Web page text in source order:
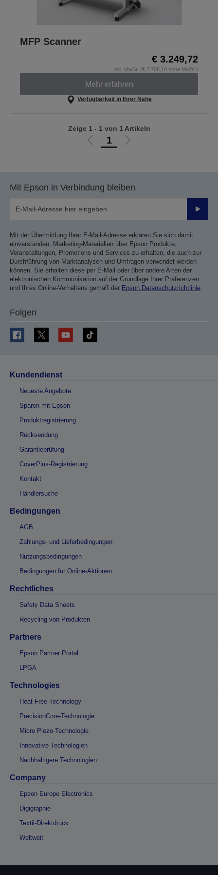
MFP Scanner
€ 3.249,72
inkl. MwSt. (€ 2.708,10 ohne MwSt.)
Mehr erfahren
Verfügbarkeit in Ihrer Nähe
Zur
1
Zur
Zeige 1 - 1 von 1 Artikeln
Mit Epson in Verbindung bleiben
Mit der Übermittlung Ihrer E-Mail-Adresse erklären Sie sich damit
einverstanden, Marketing-Materialien über Epson Produkte,
Veranstaltungen, Promotions und Services zu erhalten, die auch zur
Durchführung von Marktanalysen und Umfragen verwendet werden
können. Sie erhalten diese per E-Mail oder über andere Arten der
elektronischen Kommunikation auf der Grundlage Ihrer Präferenzen
und Ihres Online-Verhaltens gemäß der Epson Datenschutzrichtlinie.
Folgen
Kundendienst
Neueste Angebote
Sparen mit Epson
Produktregistrierung
Rücksendung
Garantieprüfung
CoverPlus-Registrierung
Kontakt
Händlersuche
Bedingungen
AGB
Zahlungs- und Lieferbedingungen
Nutzungsbedingungen
Bedingungen für Online-Aktionen
Rechtliches
Safety Data Sheets
Recycling von Produkten
Partners
Epson Partner Portal
LPGA
Technologies
Heat-Free Technology
PrecisionCore-Technologie
Micro Piezo-Technologie
Innovative Technologien
Nachhaltigere Technologien
Company
Epson Europe Electronics
Digigraphie
Textil-Direktdruck
Weltweit